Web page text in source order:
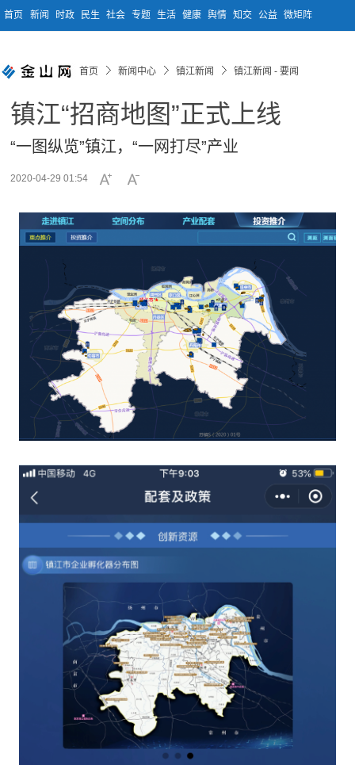
首页 新闻 时政 民生 社会 专题 生活 健康 舆情 知交 公益 微矩阵
首页 新闻中心 镇江新闻 镇江新闻 - 要闻
镇江“招商地图”正式上线
“一图纵览”镇江，“一网打尽”产业
2020-04-29 01:54